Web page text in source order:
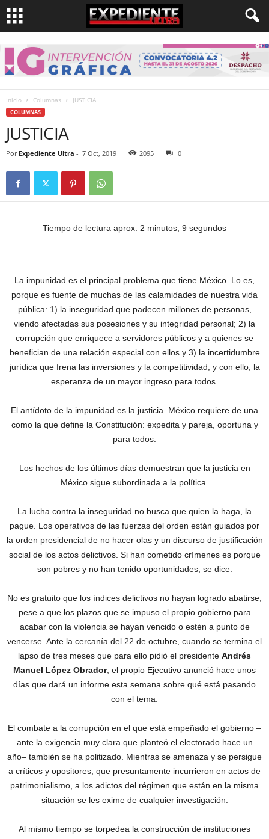
Inicio Columnas JUSTICIA
COLUMNAS
JUSTICIA
Por Expediente Ultra - 7 Oct, 2019 2095 0
Tiempo de lectura aprox: 2 minutos, 9 segundos
La impunidad es el principal problema que tiene México. Lo es,
porque es fuente de muchas de las calamidades de nuestra vida
pública: 1) la inseguridad que padecen millones de personas,
viendo afectadas sus posesiones y su integridad personal; 2) la
corrupción que enriquece a servidores públicos y a quienes se
benefician de una relación especial con ellos y 3) la incertidumbre
jurídica que frena las inversiones y la competitividad, y con ello, la
esperanza de un mayor ingreso para todos.
El antídoto de la impunidad es la justicia. México requiere de una
como la que define la Constitución: expedita y pareja, oportuna y
para todos.
Los hechos de los últimos días demuestran que la justicia en
México sigue subordinada a la política.
La lucha contra la inseguridad no busca que quien la haga, la
pague. Los operativos de las fuerzas del orden están guiados por
la orden presidencial de no hacer olas y un discurso de justificación
social de los actos delictivos. Si han cometido crímenes es porque
son pobres y no han tenido oportunidades, se dice.
No es gratuito que los índices delictivos no hayan logrado abatirse,
pese a que los plazos que se impuso el propio gobierno para
acabar con la violencia se hayan vencido o estén a punto de
vencerse. Ante la cercanía del 22 de octubre, cuando se termina el
lapso de tres meses que para ello pidió el presidente Andrés
Manuel López Obrador, el propio Ejecutivo anunció hace unos
días que dará un informe esta semana sobre qué está pasando
con el tema.
El combate a la corrupción en el que está empeñado el gobierno –
ante la exigencia muy clara que planteó el electorado hace un
año– también se ha politizado. Mientras se amenaza y se persigue
a críticos y opositores, que presuntamente incurrieron en actos de
patrimonialismo, a los adictos del régimen que están en la misma
situación se les exime de cualquier investigación.
Al mismo tiempo se torpedea la construcción de instituciones